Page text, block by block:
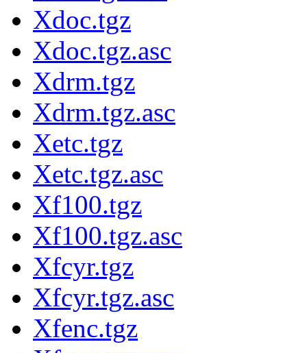
Xdoc.tgz
Xdoc.tgz.asc
Xdrm.tgz
Xdrm.tgz.asc
Xetc.tgz
Xetc.tgz.asc
Xf100.tgz
Xf100.tgz.asc
Xfcyr.tgz
Xfcyr.tgz.asc
Xfenc.tgz